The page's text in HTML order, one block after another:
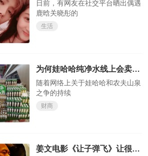
日前，有网友在社交平台晒出偶遇
鹿晗关晓彤的
生活
为何娃哈哈纯净水线上会卖断货？
随着网络上关于娃哈哈和农夫山泉
之争的持续
财商
姜文电影《让子弹飞》让很多人认识了传奇作家马识途